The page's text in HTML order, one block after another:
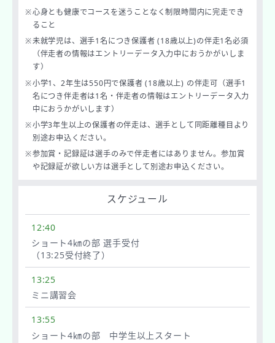
※心身とも健康でコースを迷うことなく制限時間内に完走でき
ること
※未就学児は、選手1名につき保護者 (18歳以上)の伴⾛1名必須
（伴走者の情報はエントリーデータ入力中におうかがいしま
す）
※小学1、2年生は550円で保護者 (18歳以上) の伴走可（選手1
名につき伴走者は1名・伴走者の情報はエントリーデータ入力
中におうかがいします）
※⼩学3年生以上の保護者の伴⾛は、選手として同距離種目より
別途お申込ください。
※参加賞・記録証は選手のみで伴走者にはありません。参加賞
や記録証が欲しい方は選手として別途お申込ください。
スケジュール
12:40
ショート4㎞の部 選手受付
（13:25受付終了）
13:25
ミニ講習会
13:55
ショート4㎞の部 中学生以上スタート